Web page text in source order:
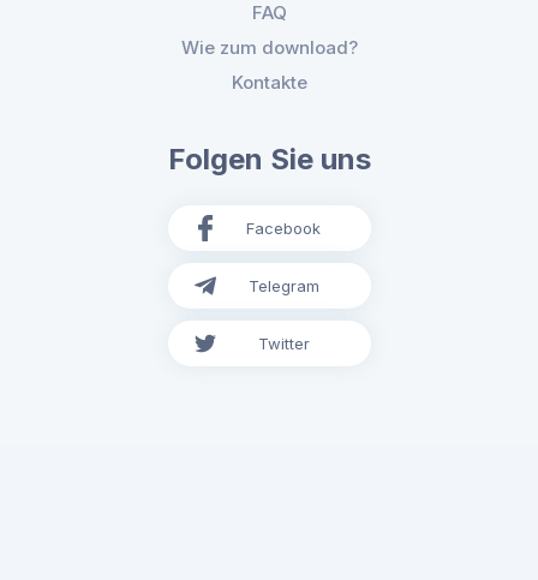
FAQ
Wie zum download?
Kontakte
Folgen Sie uns
Facebook
Telegram
Twitter